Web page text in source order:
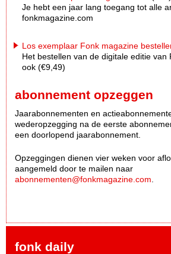
Je hebt een jaar lang toegang tot alle
fonkmagazine.com
Los exemplaar Fonk magazine
Het bestellen van de digitale editie van
ook (€9,49)
abonnement opzeggen
Jaarabonnementen en
wederopzegging na de eerste
een doorlopend jaarabonnement.
Opzeggingen dienen vier weken voor
aangemeld door te mailen naar
abonnementen@fonkmagazine.com
fonk daily